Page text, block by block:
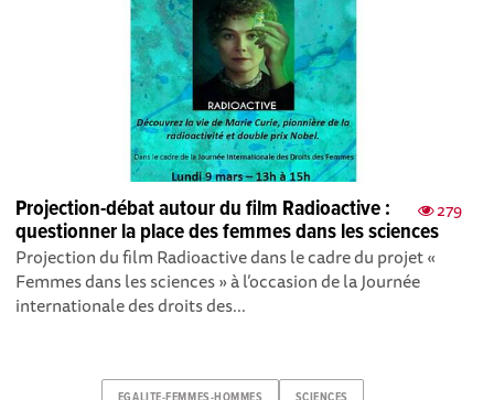
279
Projection-débat autour du film Radioactive :
questionner la place des femmes dans les sciences
Projection du film Radioactive dans le cadre du projet «
Femmes dans les sciences » à l’occasion de la Journée
internationale des droits des...